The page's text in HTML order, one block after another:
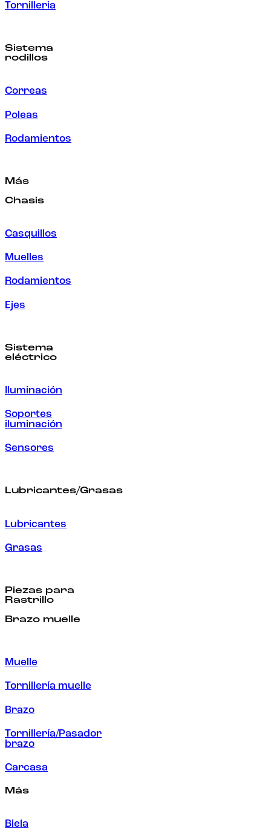
Tornilleria
Sistema
rodillos
Correas
Poleas
Rodamientos
Más
Chasis
Casquillos
Muelles
Rodamientos
Ejes
Sistema
eléctrico
Iluminación
Soportes
iluminación
Sensores
Lubricantes/Grasas
Lubricantes
Grasas
Piezas para
Rastrillo
Brazo muelle
Muelle
Tornillería muelle
Brazo
Tornillería/Pasador
brazo
Carcasa
Más
Biela